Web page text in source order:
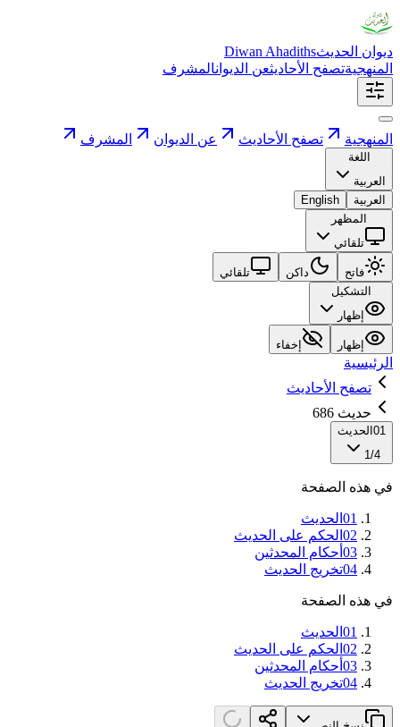
ديوان الحديثDiwan Ahadiths
المنهجيةتصفح الأحاديثعن الديوانالمشرف
المنهجية تصفح الأحاديث عن الديوان المشرف
اللغة
العربية
العربية
English
المظهر
تلقائي
فاتح داكن
تلقائي
التشكيل
إظهار
إظهار إخفاء
الرئيسية
تصفح الأحاديث
حديث 686
01 الحديث
1/4
في هذه الصفحة
01 الحديث
02 الحكم على الحديث
03 أحكام المحدثين
04تخريج الحديث
في هذه الصفحة
01 الحديث
02 الحكم على الحديث
03 أحكام المحدثين
04تخريج الحديث